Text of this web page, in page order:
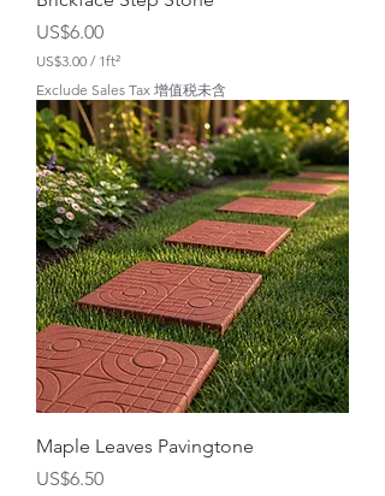
價格
US$6.00
US$3.00 / 1ft²
1
平
方
英
尺
U
S
$
3
.
0
0
Exclude Sales Tax 增值税未含
Maple Leaves Pavingtone
價格
US$6.50